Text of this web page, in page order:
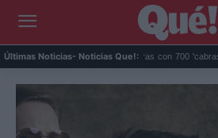
Últimas Noticias- Noticias Que!:
eliminó 140.000 cabras con 700 'cabras e...